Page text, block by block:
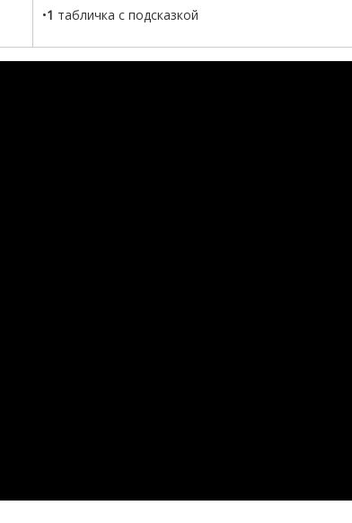
•1 табличка с подсказкой